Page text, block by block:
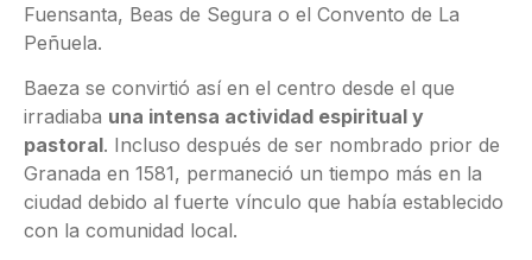
Fuensanta, Beas de Segura o el Convento de La
Peñuela.
Baeza se convirtió así en el centro desde el que
irradiaba una intensa actividad espiritual y
pastoral. Incluso después de ser nombrado prior de
Granada en 1581, permaneció un tiempo más en la
ciudad debido al fuerte vínculo que había establecido
con la comunidad local.